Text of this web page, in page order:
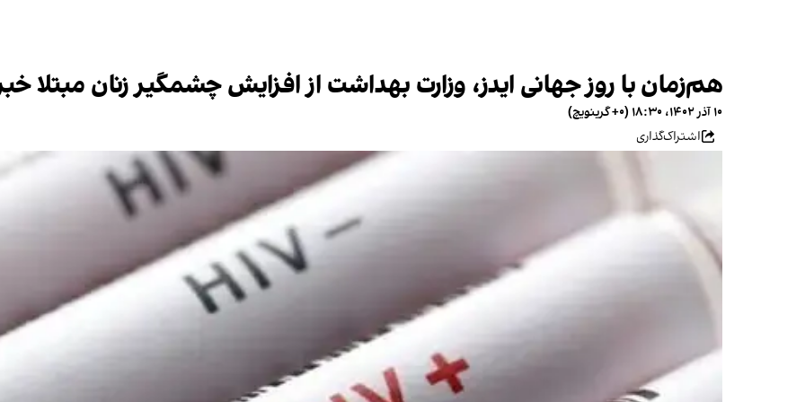
هم‌زمان با روز جهانی ایدز، وزارت بهداشت از افزایش چشمگیر زنان مبتلا
۱۰ آذر ۱۴۰۲، ۱۸:۳۰ (‎+۰ گرینویچ)
اشتراک‌گذاری